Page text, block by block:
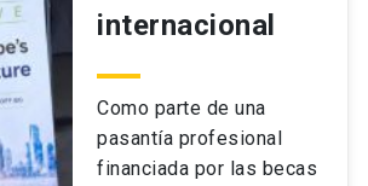
internacional
Como parte de una
pasantía profesional
financiada por las becas